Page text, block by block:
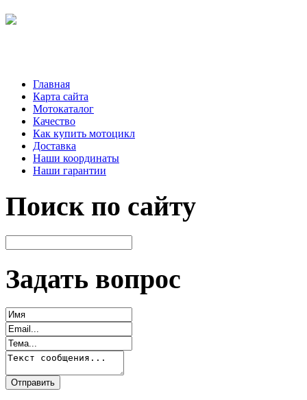
Главная
Карта сайта
Мотокаталог
Качество
Как купить мотоцикл
Доставка
Наши координаты
Наши гарантии
Поиск по сайту
Задать вопрос